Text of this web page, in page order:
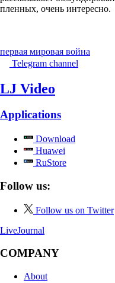
пленных, очень интересно.
первая мировая война
Telegram channel
LJ Video
Applications
Download
Huawei
RuStore
Follow us:
Follow us on Twitter
LiveJournal
COMPANY
About